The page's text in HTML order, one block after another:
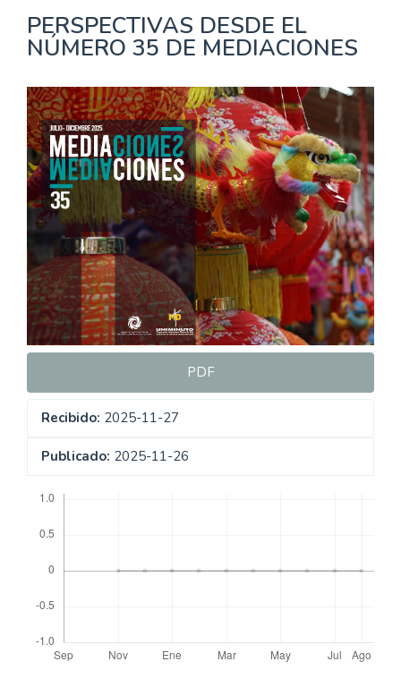
PERSPECTIVAS DESDE EL
NÚMERO 35 DE MEDIACIONES
Barra
lateral
del
artículo
PDF
Recibido: 2025-11-27
Publicado: 2025-11-26